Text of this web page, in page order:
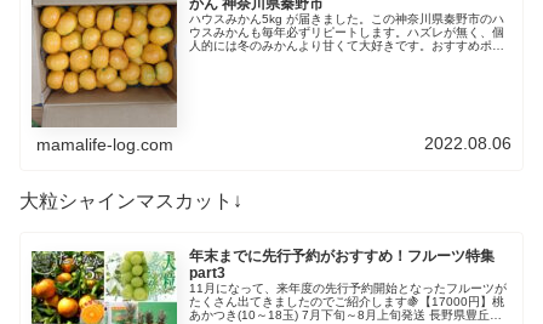
かん 神奈川県秦野市
ハウスみかん5kg が届きました。この神奈川県秦野市のハ
ウスみかんも毎年必ずリピートします。ハズレが無く、個
人的には冬のみかんより甘くて大好きです。おすすめポイ
mamalife-log.com 2022.08.06
大粒シャインマスカット↓
年末までに先行予約がおすすめ！フルーツ特集
part3
11月になって、来年度の先行予約開始となったフルーツが
たくさん出てきましたのでご紹介します🍇【17000円】桃
あかつき(10～18玉) 7月下旬～8月上旬発送 長野県豊丘村